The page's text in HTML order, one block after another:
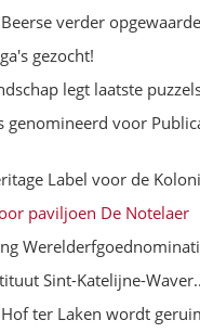
verder
gezocht!
legt laatste
genomineerd voor
Label voor de
paviljoen De Notelaer
Sint-Katelijne-
ter Laken wordt